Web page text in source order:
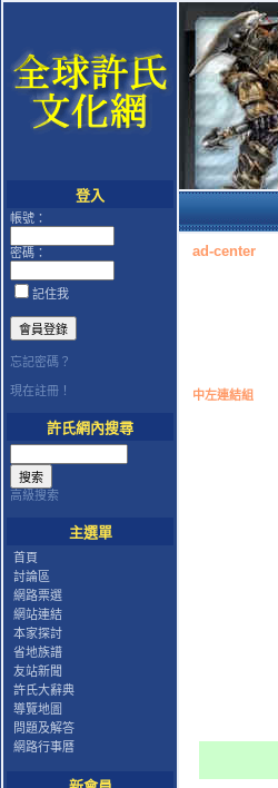
登入
帳號：
密碼：
記住我
忘記密碼？
現在註冊！
許氏網內搜尋
高級搜索
主選單
首頁
討論區
網路票選
網站連結
本家探討
省地族譜
友站新聞
許氏大辭典
導覽地圖
問題及解答
網路行事曆
ad-center
中左連結組